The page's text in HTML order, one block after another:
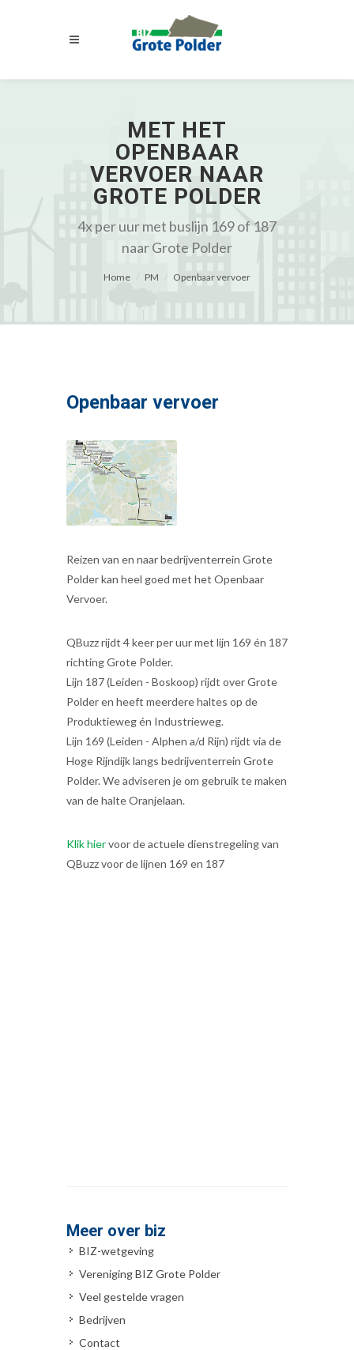
MET HET
OPENBAAR
VERVOER NAAR
GROTE POLDER
4x per uur met buslijn 169 of 187
naar Grote Polder
Home PM Openbaar vervoer
Openbaar vervoer
Reizen van en naar bedrijventerrein Grote
Polder kan heel goed met het Openbaar
Vervoer.
QBuzz rijdt 4 keer per uur met lijn 169 én 187
richting Grote Polder.
Lijn 187 (Leiden - Boskoop) rijdt over Grote
Polder en heeft meerdere haltes op de
Produktieweg én Industrieweg.
Lijn 169 (Leiden - Alphen a/d Rijn) rijdt via de
Hoge Rijndijk langs bedrijventerrein Grote
Polder. We adviseren je om gebruik te maken
van de halte Oranjelaan.
Klik hiervoor de actuele dienstregeling van
QBuzz voor de lijnen 169 en 187
Meer over biz
BIZ-wetgeving
Vereniging BIZ Grote Polder
Veel gestelde vragen
Bedrijven
Contact